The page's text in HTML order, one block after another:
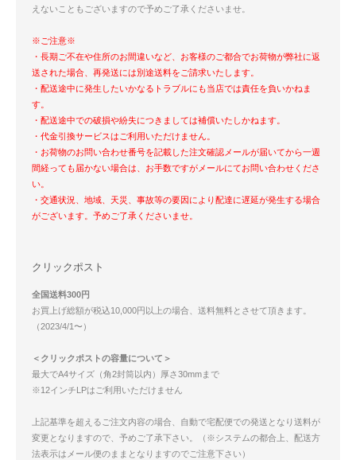
えないこともございますので予めご了承くださいませ。
※ご注意※
・長期ご不在や住所のお間違いなど、お客様のご都合でお荷物が弊社に返
送された場合、再発送には別途送料をご請求いたします。
・配送途中に発生したいかなるトラブルにも当店では責任を負いかねま
す。
・配送途中での破損や紛失につきましては補償いたしかねます。
・代金引換サービスはご利用いただけません。
・お荷物のお問い合わせ番号を記載した注文確認メールが届いてから一週
間経っても届かない場合は、お手数ですがメールにてお問い合わせくださ
い。
・交通状況、地域、天災、事故等の要因により配達に遅延が発生する場合
がございます。予めご了承くださいませ。
クリックポスト
全国送料300円
お買上げ総額が税込10,000円以上の場合、送料無料とさせて頂きます。
（2023/4/1〜）
＜クリックポストの容量について＞
最大でA4サイズ（角2封筒以内）厚さ30mmまで
※12インチLPはご利用いただけません
上記基準を超えるご注文内容の場合、自動で宅配便での発送となり送料が
変更となりますので、予めご了承下さい。（※システムの都合上、配送方
法表示はメール便のままとなりますのでご注意下さい）